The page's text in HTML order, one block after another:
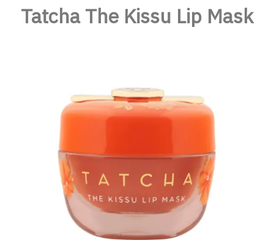
Tatcha The Kissu Lip Mask